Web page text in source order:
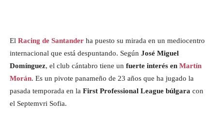
El Racing de Santander ha puesto su mirada en un mediocentro
internacional que está despuntando. Según José Miguel
Domínguez, el club cántabro tiene un fuerte interés en Martín
Morán. Es un pivote panameño de 23 años que ha jugado la
pasada temporada en la First Professional League búlgara con
el Septemvri Sofia.